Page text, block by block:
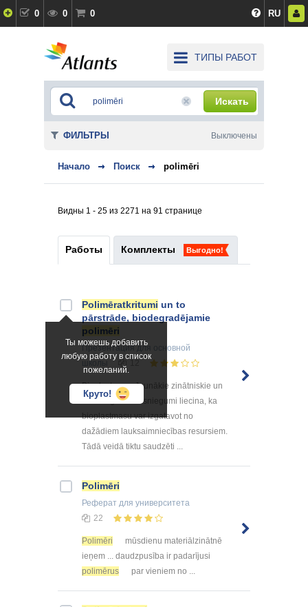
0 0 0 RU
ТИПЫ РАБОТ
Искать
Начало Поиск polimēri
Видны 1 - 25 из 2271 на 91 странице
Работы Комплекты Выгодно!
Ты можешь добавить
любую работу в список
пожеланий.
Круто!
Polimēratkritumi un to
pārstrāde, biodegradējamie
polimēri
Презентациядля основной
школы
Bioplastmasa Jaunākie zinātniskie un
tehnoloģiskie sasniegumi liecina, ka
bioplastmasu var izgatavot no
dažādiem lauksaimniecības resursiem.
Tādā veidā tiktu saudzēti ...
Polimēri
Реферат для университета
22
Polimēri
mūsdienu materiālzinātnē
ieņem ... daudzpusība ir padarījusi
polimērus
par vieniem no ...
ФИЛЬТРЫ Выключены